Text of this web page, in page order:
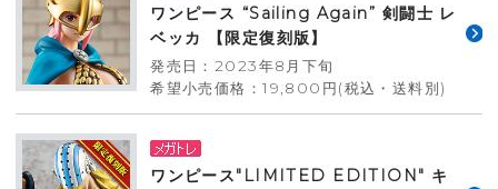
ワンピース “Sailing Again” 剣闘士 レ
ベッカ 【限定復刻版】
発売日：2023年8月下旬
希望小売価格：19,800円(税込・送料別)
ワンピース"LIMITED EDITION" キ